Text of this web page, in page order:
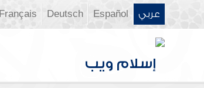
عربي Español
Deutsch
Français